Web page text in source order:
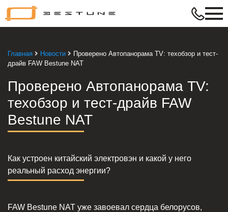
Главная Новости
Проверено Автопанорама TV: техобзор и тест-
драйв FAW Bestune NAT
Проверено Автопанорама TV:
техобзор и тест-драйв FAW
Bestune NAT
Как устроен китайский электровэн и какой у него
реальный расход энергии?
FAW Bestune NAT уже завоевал сердца белорусов,